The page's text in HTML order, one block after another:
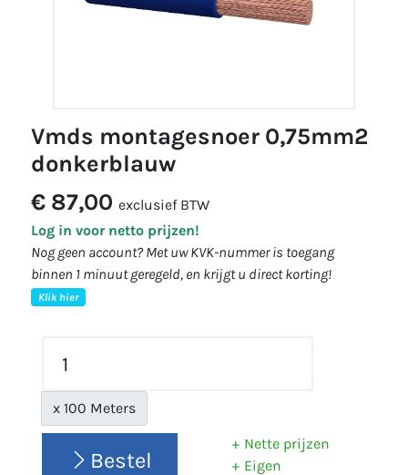
vmds montagesnoer 0,75mm2
donkerblauw
€ 87,00 exclusief BTW
Log in voor netto prijzen!
Nog geen account? Met uw KVK-nummer is toegang
binnen 1 minuut geregeld, en krijgt u direct korting!
Klik hier
x 100 Meters
Bestel
Nette prijzen
Eigen